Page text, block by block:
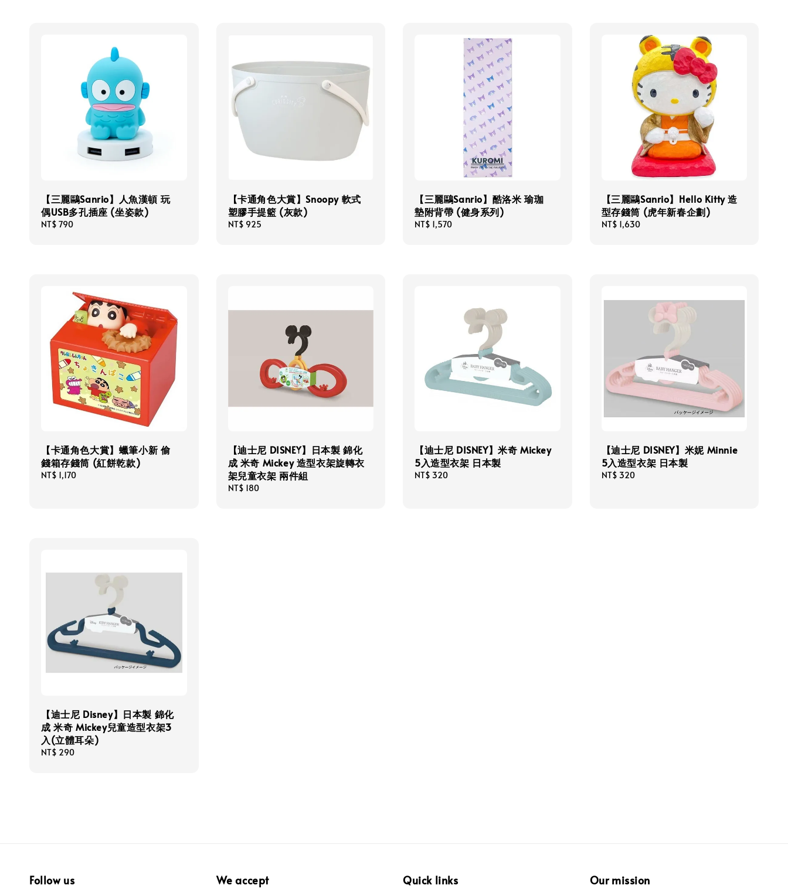
【三麗鷗Sanrio】人魚漢頓 玩
偶USB多孔插座 (坐姿款)
Regular
NT$ 790
【卡通角色大賞】Snoopy 軟式
塑膠手提籃 (灰款)
Regular
NT$ 925
【三麗鷗Sanrio】酷洛米 瑜珈
墊附背帶 (健身系列)
Regular
NT$ 1,570
【三麗鷗Sanrio】Hello Kitty 造
型存錢筒 (虎年新春企劃)
Regular
NT$ 1,630
【卡通角色大賞】蠟筆小新 偷
錢箱存錢筒 (紅餅乾款)
Regular
NT$ 1,170
【迪士尼 DISNEY】日本製 錦化
成 米奇 Mickey 造型衣架旋轉衣
架兒童衣架 兩件組
Regular
NT$ 180
【迪士尼 DISNEY】米奇 Mickey
5入造型衣架 日本製
Regular
NT$ 320
【迪士尼 DISNEY】米妮 Minnie
5入造型衣架 日本製
Regular
NT$ 320
【迪士尼 Disney】日本製 錦化
成 米奇 Mickey兒童造型衣架3
入(立體耳朵)
Regular
NT$ 290
Follow us We accept Quick links Our mission